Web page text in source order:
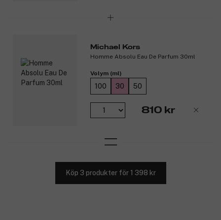
Michael Kors
Homme Absolu Eau De Parfum 30ml
Volym (ml)
100 30 50
810 kr
Köp 3 produkter för 1 398 kr